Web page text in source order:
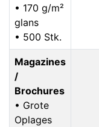
• 170 g/m²
glans
• 500 Stk.
Magazines
/
Brochures
• Grote
Oplages